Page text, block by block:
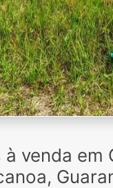
à venda em